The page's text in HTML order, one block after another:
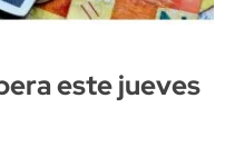
este jueves